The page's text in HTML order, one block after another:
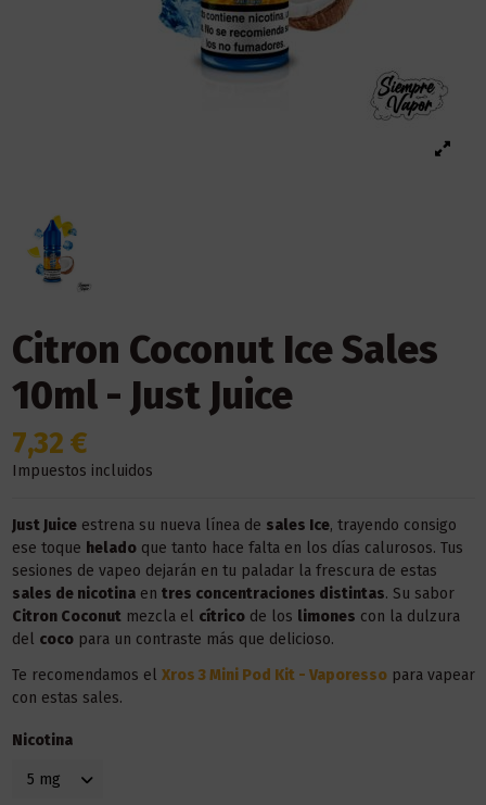
Citron Coconut Ice Sales
10ml - Just Juice
7,32 €
Impuestos incluidos
Just Juiceestrena su nueva línea de sales Ice, trayendo consigo
ese toque heladoque tanto hace falta en los días calurosos. Tus
sesiones de vapeo dejarán en tu paladar la frescura de estas
sales de nicotinaen tres concentraciones distintas. Su sabor
Citron Coconutmezcla el cítricode los limones con la dulzura
del cocopara un contraste más que delicioso.
Te recomendamos el Xros 3 Mini Pod Kit - Vaporessopara vapear
con estas sales.
Nicotina